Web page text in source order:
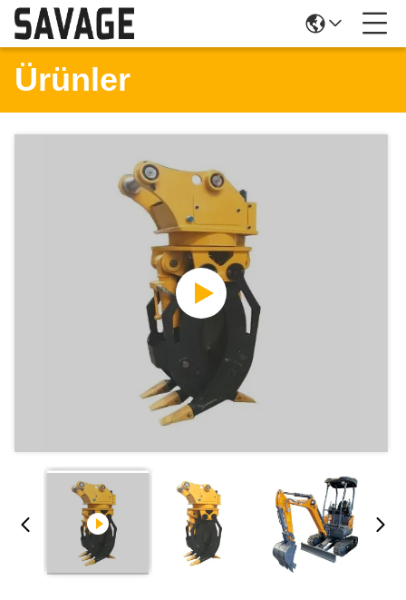
Ürünler